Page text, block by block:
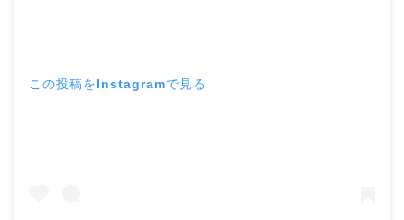
この投稿をInstagramで見る